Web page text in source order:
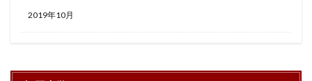
2019年10月